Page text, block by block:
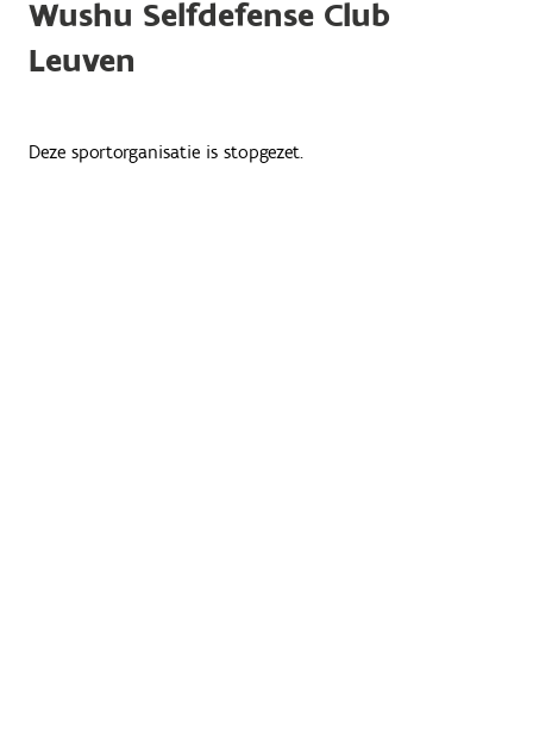
Wushu Selfdefense Club
Leuven
Deze sportorganisatie is stopgezet.